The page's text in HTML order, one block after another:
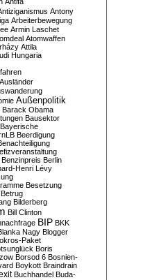
Antony
Arbeiterbewegung
Armin Laschet
Atomwaffen
Attila
Hungaria
Ausländer
Außenpolitik
Barack Obama
Bausektor
Bayerische
Beerdigung
Benzinpreis Berlin
Henri Lévy
Besetzung
Betrug
Bilderberg
Bill Clinton
BIP BKK
Nagy Blogger
Paket
Boris
Borsod 6 Bosnien-
Boykott Braindrain
Buchhandel Buda-